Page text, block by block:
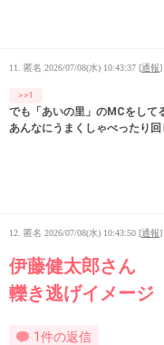
11. 匿名 2026/07/08(水) 10:43:37 [通報]
>>1
でも「あいの里」のMCをして
あんなにうまくしゃべったり
12. 匿名 2026/07/08(水) 10:43:50 [通報]
伊藤健太郎さん
轢き逃げイメージ
1件の返信